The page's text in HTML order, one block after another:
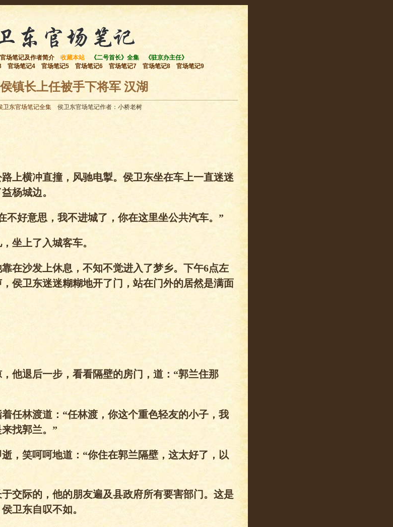
场笔记及作者简介 收藏本站 《二号首长》全集
《驻京办主任》
官场笔记4 官场笔记5 官场笔记6 官场笔记7 官场笔记8 官场笔记9
镇长上任被手下将军 汉湖
卫东官场笔记全集 侯卫东官场笔记作者：小桥老树
横冲直撞，风驰电掣。侯卫东坐在车上一直迷迷
杨城边。
好意思，我不进城了，你在这里坐公共汽车。”
上了入城客车。
沙发上休息，不知不觉进入了梦乡。下午6点左
侯卫东迷迷糊糊地开了门，站在门外的居然是满面
退后一步，看看隔壁的房门，道：“郭兰住那
林渡道：“任林渡，你这个重色轻友的小子，我
找郭兰。”
笑呵呵地道：“你住在郭兰隔壁，这太好了，以
交际的，他的朋友遍及县政府所有要害部门。这是
卫东自叹不如。